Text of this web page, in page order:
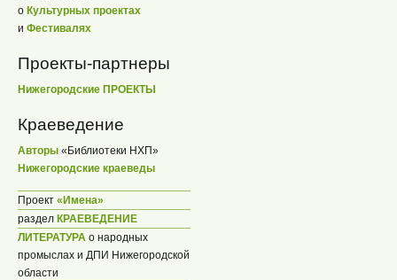
о Культурных проектах
и Фестивалях
Проекты-партнеры
Нижегородские ПРОЕКТЫ
Краеведение
Авторы «Библиотеки НХП»
Нижегородские краеведы
Проект «Имена»
раздел КРАЕВЕДЕНИЕ
ЛИТЕРАТУРА о народных
промыслах и ДПИ Нижегородской
области